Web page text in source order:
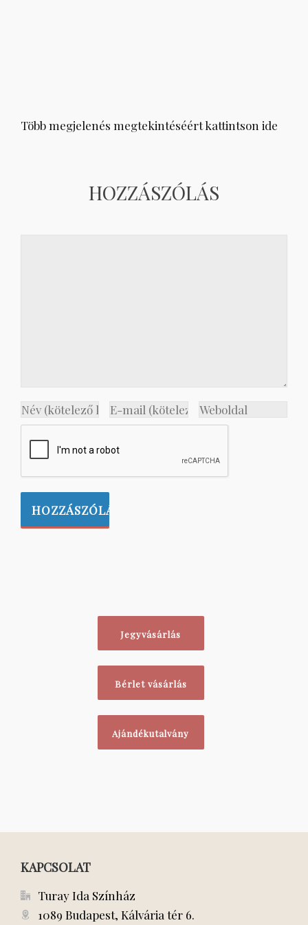
Több megjelenés megtekintéséért kattintson ide
HOZZÁSZÓLÁS
Jegyvásárlás
Bérlet vásárlás
Ajándékutalvány
KAPCSOLAT
Turay Ida Színház
1089 Budapest, Kálvária tér 6.